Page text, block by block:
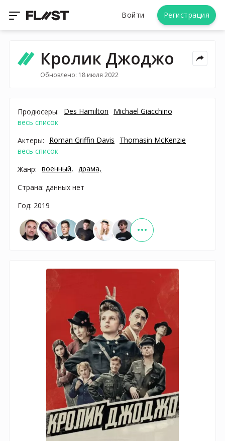
Войти Регистрация
Кролик Джоджо
Обновлено: 18 июля 2022
Продюсеры: Des Hamilton
Michael Giacchino
весь список
Актеры:
Roman Griffin Davis
Thomasin McKenzie
весь список
Жанр: военный,
драма,
Страна: данных нет
Год: 2019